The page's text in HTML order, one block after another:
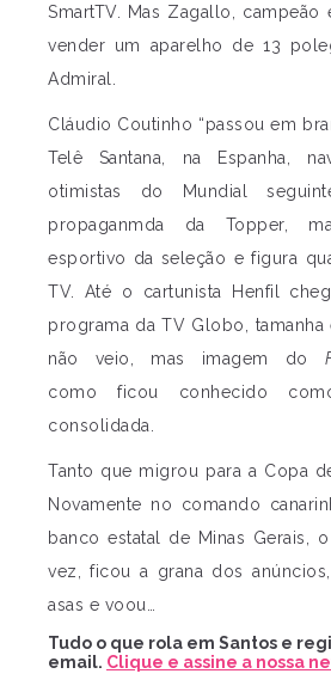
SmartTV. Mas Zagallo, campeão
vender um aparelho de 13
Admiral.
Cláudio Coutinho “passou em
Telê Santana, na Espanha,
otimistas do Mundial
propaganmda da Topper,
esportivo da seleção e figura
TV. Até o cartunista Henfil
programa da TV Globo,
não veio, mas imagem do
como ficou conhecido
consolidada.
Tanto que migrou para a Copa
Novamente no comando
banco estatal de Minas Gerais,
vez, ficou a grana dos
asas e voou…
Tudo o que rola em Santos e
email. Clique e assine a nossa